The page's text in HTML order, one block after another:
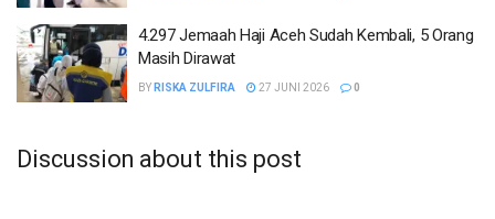
4.297 Jemaah Haji Aceh Sudah Kembali, 5 Orang
Masih Dirawat
BY RISKA ZULFIRA 27 JUNI 2026 0
Discussion about this post